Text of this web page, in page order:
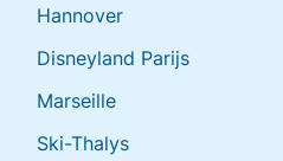
Hannover
Disneyland Parijs
Marseille
Ski-Thalys